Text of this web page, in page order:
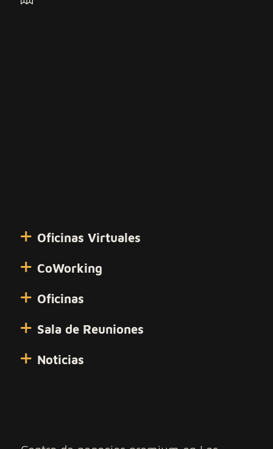
Oficinas Virtuales
CoWorking
Oficinas
Sala de Reuniones
Noticias